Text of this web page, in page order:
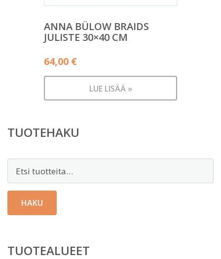
ANNA BÜLOW BRAIDS
JULISTE 30×40 CM
64,00 €
LUE LISÄÄ »
TUOTEHAKU
HAKU
TUOTEALUEET